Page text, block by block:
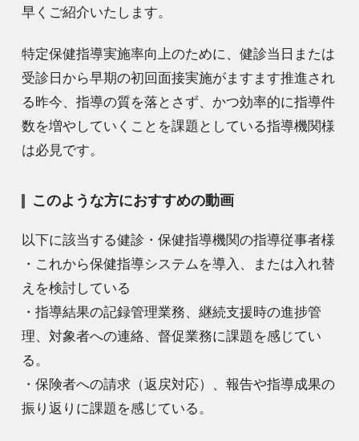
早くご紹介いたします。
特定保健指導実施率向上のために、健診当日または
受診日から早期の初回面接実施がますます推進され
る昨今、指導の質を落とさず、かつ効率的に指導件
数を増やしていくことを課題としている指導機関様
は必見です。
このような方におすすめの動画
以下に該当する健診・保健指導機関の指導従事者様
・これから保健指導システムを導入、または入れ替
えを検討している
・指導結果の記録管理業務、継続支援時の進捗管
理、対象者への連絡、督促業務に課題を感じてい
る。
・保険者への請求（返戻対応）、報告や指導成果の
振り返りに課題を感じている。